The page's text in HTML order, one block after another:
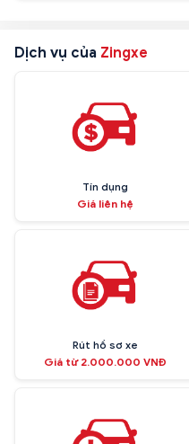
Dịch vụ của Zingxe
Tín dụng
Giá liên hệ
Rút hồ sơ xe
Giá từ 2.000.000 VNĐ